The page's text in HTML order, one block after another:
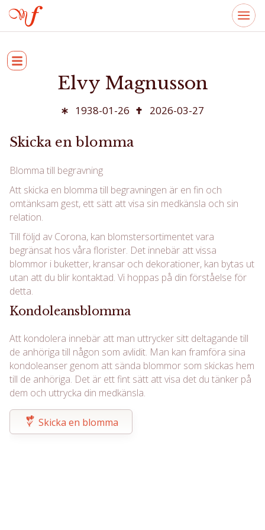
Elvy Magnusson
1938-01-26 2026-03-27
Skicka en blomma
Blomma till begravning
Att skicka en blomma till begravningen är en fin och
omtänksam gest, ett sätt att visa sin medkänsla och sin
relation.
Till följd av Corona, kan blomstersortimentet vara
begränsat hos våra florister. Det innebär att vissa
blommor i buketter, kransar och dekorationer, kan bytas ut
utan att du blir kontaktad. Vi hoppas på din förståelse för
detta.
Kondoleansblomma
Att kondolera innebär att man uttrycker sitt deltagande till
de anhöriga till någon som avlidit. Man kan framföra sina
kondoleanser genom att sända blommor som skickas hem
till de anhöriga. Det är ett fint sätt att visa det du tänker på
dem och uttrycka din medkänsla.
Skicka en blomma